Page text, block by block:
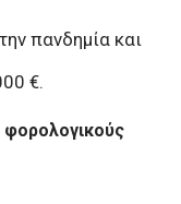
πανδημία και
€.